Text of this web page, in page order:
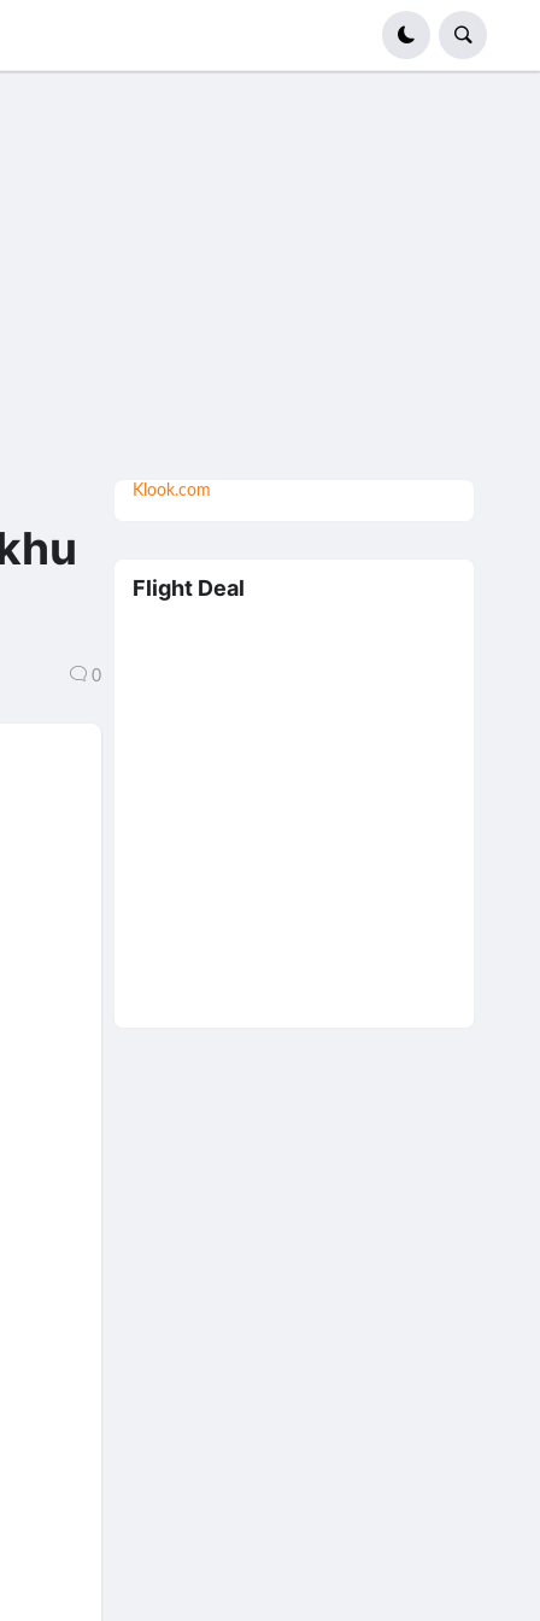
0
Klook.com
Flight Deal